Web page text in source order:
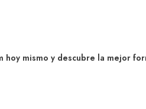
hoy mismo y descubre la mejor